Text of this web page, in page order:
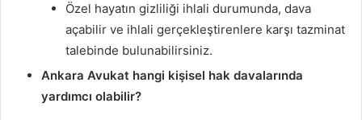
Özel hayatın gizliliği ihlali durumunda, dava
açabilir ve ihlali gerçekleştirenlere karşı tazminat
talebinde bulunabilirsiniz.
Ankara Avukat hangi kişisel hak davalarında
yardımcı olabilir?